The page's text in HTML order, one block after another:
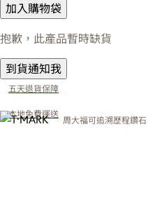
加入購物袋
抱歉，此產品暫時缺貨
到貨通知我
五天退貨保障
本地免費運送
周大福可追溯歷程鑽石